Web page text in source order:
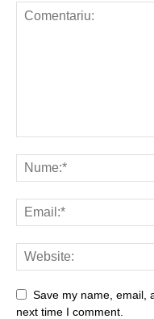
Save my name, email,
next time I comment.